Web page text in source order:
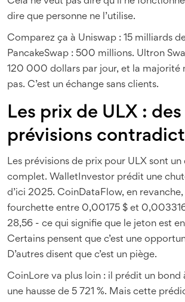
dire que personne ne l’utilise.
Comparez ça à Uniswap : 15 milliards
PancakeSwap : 500 millions. Ultron
120 000 dollars par jour, et la majorité
pas. C’est un échange sans clients.
Les prix de ULX : des
prévisions
Les prévisions de prix pour ULX sont un
complet. WalletInvestor prédit une
d’ici 2025. CoinDataFlow, en revanche,
fourchette entre 0,00175 $ et 0,003316
28,56 - ce qui signifie que le jeton est
Certains pensent que c’est une
D’autres disent que c’est un piège.
CoinLore va plus loin : il prédit un bond
une hausse de 5 721 %. Mais cette